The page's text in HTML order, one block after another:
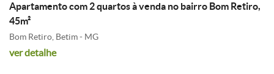
Apartamento com 2 quartos à venda no bairro Bom Retiro,
45m²
Bom Retiro, Betim - MG
ver detalhe